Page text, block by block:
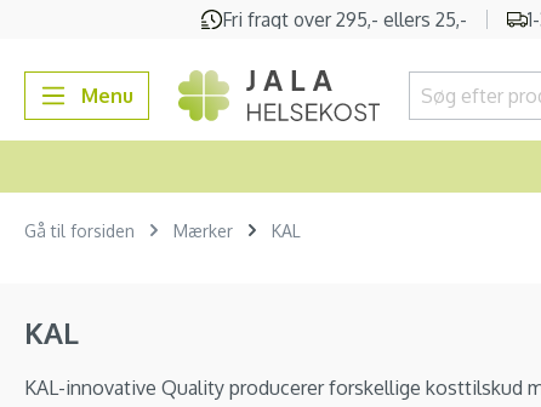
Gå til hovednavigationFri fragt over 295,- ellers 25,-
Menu
Gå til forsiden Mærker KAL
KAL
KAL-innovative Quality producerer forskellige kosttilskud